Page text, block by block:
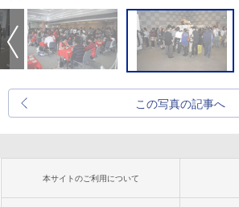
この写真の記事へ
本サイトのご利用について